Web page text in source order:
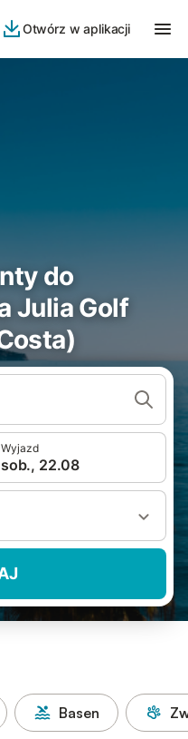
Otwórz w aplikacji
do
Julia Golf
Wyjazd
sob., 22.08
Basen